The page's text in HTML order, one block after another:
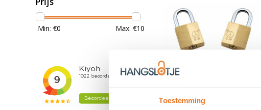
Toestemming
Min: €0 Max: €10